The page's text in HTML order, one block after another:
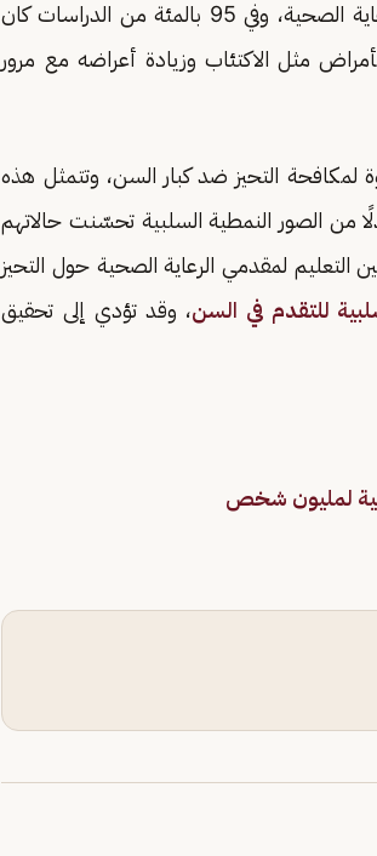
الدراسات تم ربط المدى الزمني للعمر بالحصول على علاجات الرعاية الصحية، وفي 95 بالمئة من الدراسات كان
مثل الاكتئاب وزيادة أعراضه مع مرور
لمكافحة التحيز ضد كبار السن، وتتمثل هذه
من الصور النمطية السلبية تحسّنت حالاتهم
التعليم لمقدمي الرعاية الصحية حول التحيز
للتقدم في السن، وقد تؤدي إلى تحقيق
لمليون شخص